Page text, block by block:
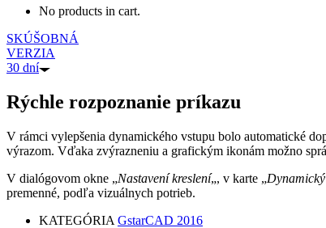
No products in cart.
SKÚŠOBNÁ
VERZIA
30 dní
Rýchle rozpoznanie príkazu
V rámci vylepšenia dynamického vstupu bolo automatické
výrazom. Vďaka zvýrazneniu a grafickým ikonám možno
V dialógovom okne „Nastavení kreslení„, v karte „
premenné, podľa vizuálnych potrieb.
KATEGÓRIA GstarCAD 2016